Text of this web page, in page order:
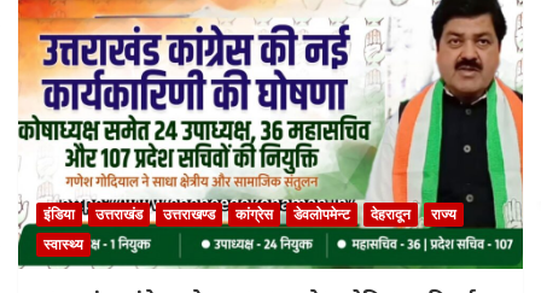
इंडिया उत्तराखंड उत्तराखण्ड कांग्रेस डेवलोपमेन्ट देहरादून
राज्य
स्वास्थ्य